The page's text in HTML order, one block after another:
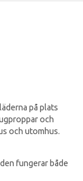
på plats
och
och utomhus.
fungerar både